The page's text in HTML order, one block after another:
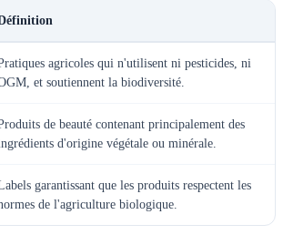
agricoles qui n'utilisent ni pesticides, ni
et soutiennent la biodiversité.
de beauté contenant principalement des
d'origine végétale ou minérale.
garantissant que les produits respectent les
de l'agriculture biologique.